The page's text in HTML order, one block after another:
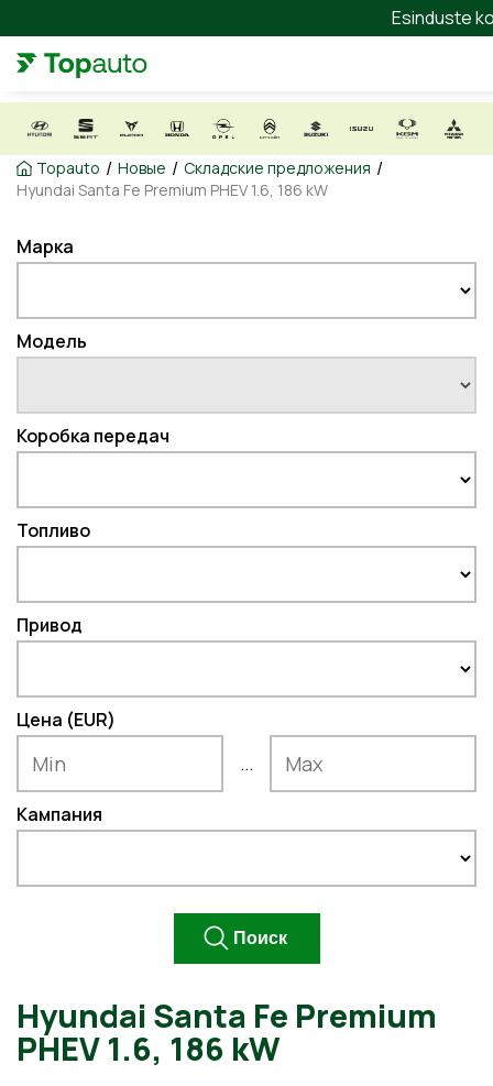
Esinduste
Topauto / Новые / Складские предложения /
Hyundai Santa Fe Premium PHEV 1.6, 186 kW
Марка
Модель
Коробка передач
Топливо
Привод
Цена (EUR)
...
Кампания